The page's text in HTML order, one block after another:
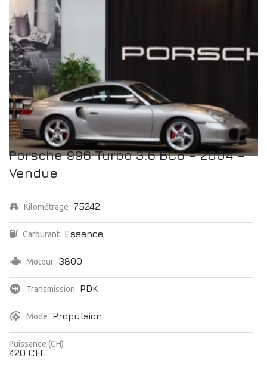
Porsche 996 Turbo 3.6 BC6 – 2004 –
Vendue
Kilométrage 75242
Carburant Essence
Moteur 3800
Transmission PDK
Mode Propulsion
Puissance (CH)
420 CH